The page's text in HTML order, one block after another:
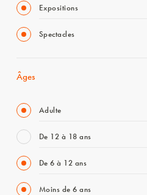
Expositions
Spectacles
Âges
Adulte
De 12 à 18 ans
De 6 à 12 ans
Moins de 6 ans